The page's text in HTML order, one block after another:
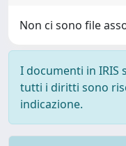
Non ci sono file
I documenti in
tutti i diritti sono
indicazione.